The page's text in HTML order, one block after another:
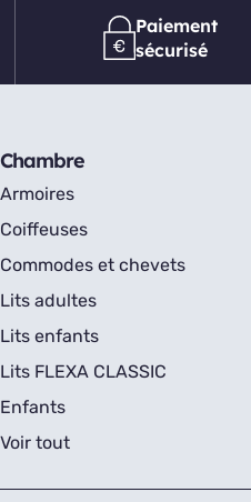
Paiement
sécurisé
Chambre
Armoires
Coiffeuses
Commodes et chevets
Lits adultes
Lits enfants
Lits FLEXA CLASSIC
Enfants
Voir tout